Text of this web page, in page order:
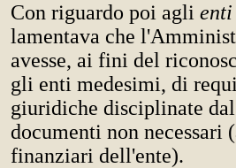
Con riguardo poi agli
lamentava che
avesse, ai fini del
gli enti medesimi, di
giuridiche disciplinate
documenti non
finanziari dell'ente).